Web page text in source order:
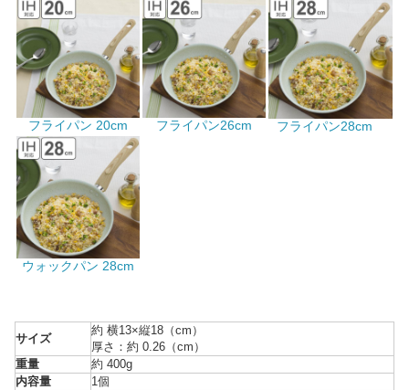
フライパン 20cm フライパン26cm フライパン28cm
ウォックパン 28cm
サイズ
約 横13×縦18（cm）
厚さ：約 0.26（cm）
重量
約 400g
内容量
1個